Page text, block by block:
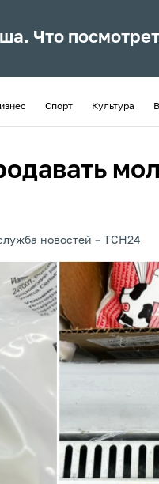
Что
Спорт Культура
новостей ТСН24